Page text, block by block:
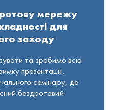
мережу
для
заходу
та зробимо всю
презентації,
семінару, де
бездротовий